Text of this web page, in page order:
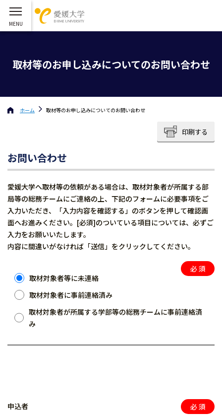
取材等のお申し込みについてのお問い合わせ
ホーム 取材等のお申し込みについてのお問い合わせ
印刷する
お問い合わせ
愛媛大学へ取材等の依頼がある場合は、取材対象者が所属する部
局等の総務チームにご連絡の上、下記のフォームに必要事項をご
入力いただき、「入力内容を確認する」のボタンを押して確認画
面へお進みください。[必須]のついている項目については、必ずご
入力をお願いいたします。
内容に間違いがなければ「送信」をクリックしてください。
取材対象者等に未連絡
取材対象者に事前連絡済み
取材対象者が所属する学部等の総務チームに事前連絡済
み
申込者